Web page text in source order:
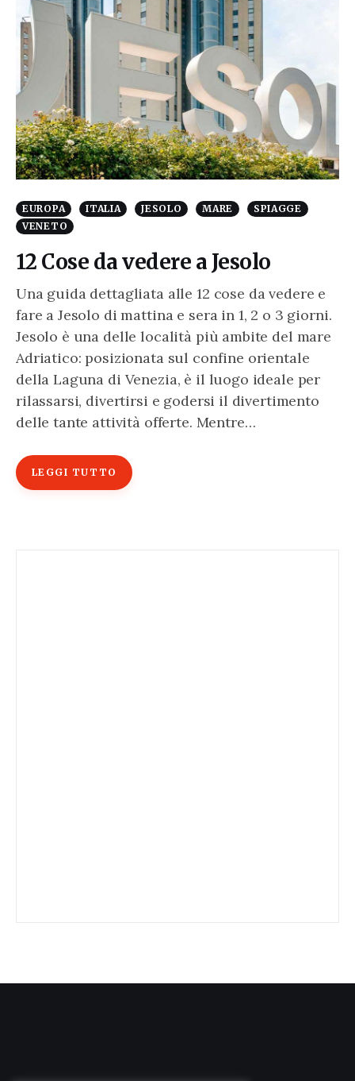
EUROPA ITALIA JESOLO MARE
SPIAGGE
VENETO
12 Cose da vedere a Jesolo
Una guida dettagliata alle 12 cose da vedere e
fare a Jesolo di mattina e sera in 1, 2 o 3 giorni.
Jesolo è una delle località più ambite del mare
Adriatico: posizionata sul confine orientale
della Laguna di Venezia, è il luogo ideale per
rilassarsi, divertirsi e godersi il divertimento
delle tante attività offerte. Mentre…
LEGGI TUTTO